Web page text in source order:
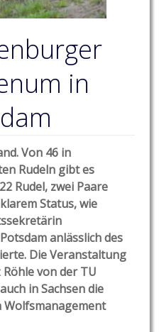
in
Von 46 in
Rudeln gibt es
Rudel, zwei Paare
Status, wie
anlässlich des
Die Veranstaltung
von der TU
in Sachsen die
Wolfsmanagement